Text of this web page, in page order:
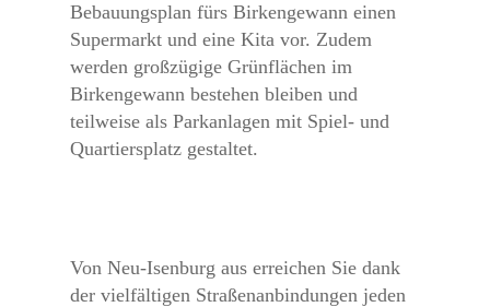
Bebauungsplan fürs Birkengewann einen
Supermarkt und eine Kita vor. Zudem
werden großzügige Grünflächen im
Birkengewann bestehen bleiben und
teilweise als Parkanlagen mit Spiel- und
Quartiersplatz gestaltet.
Von Neu-Isenburg aus erreichen Sie dank
der vielfältigen Straßenanbindungen jeden